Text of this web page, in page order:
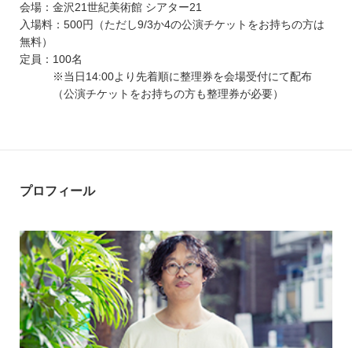
会場：金沢21世紀美術館 シアター21
入場料：500円（ただし9/3か4の公演チケットをお持ちの方は
無料）
定員：100名
※当日14:00より先着順に整理券を会場受付にて配布
（公演チケットをお持ちの方も整理券が必要）
プロフィール